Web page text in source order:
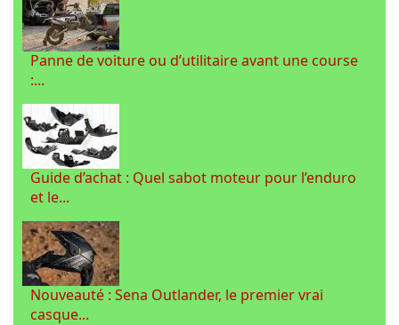
Panne de voiture ou d’utilitaire avant une course
:...
Guide d’achat : Quel sabot moteur pour l’enduro
et le...
Nouveauté : Sena Outlander, le premier vrai
casque...